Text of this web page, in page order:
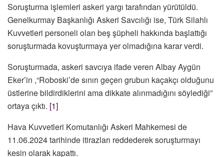
Soruşturma işlemleri askeri yargı tarafından yürütüldü.
Genelkurmay Başkanlığı Askeri Savcılığı ise, Türk Silahlı
Kuvvetleri personeli olan beş şüpheli hakkında başlattığı
soruşturmada kovuşturmaya yer olmadığına karar verdi.
Soruşturmada, askeri savcıya ifade veren Albay Aygün
Eker’in ,“Roboski’de sınırı geçen grubun kaçakçı olduğunu
üstlerine bildirdiklerini ama dikkate alınmadığını söylediği”
ortaya çıktı. [1]
Hava Kuvvetleri Komutanlığı Askeri Mahkemesi de
11.06.2024 tarihinde itirazları reddederek soruşturmayı
kesin olarak kapattı.